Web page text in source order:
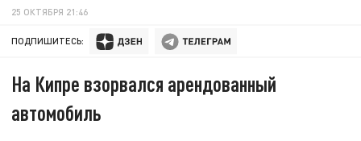
25 ОКТЯБРЯ 21:46
ПОДПИШИТЕСЬ:
На Кипре взорвался арендованный
автомобиль